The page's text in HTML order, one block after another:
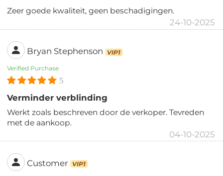
Zeer goede kwaliteit, geen beschadigingen.
24-10-2025
Bryan Stephenson VIP1
Verified Purchase
5
Verminder verblinding
Werkt zoals beschreven door de verkoper. Tevreden
met de aankoop.
04-10-2025
Customer VIP1